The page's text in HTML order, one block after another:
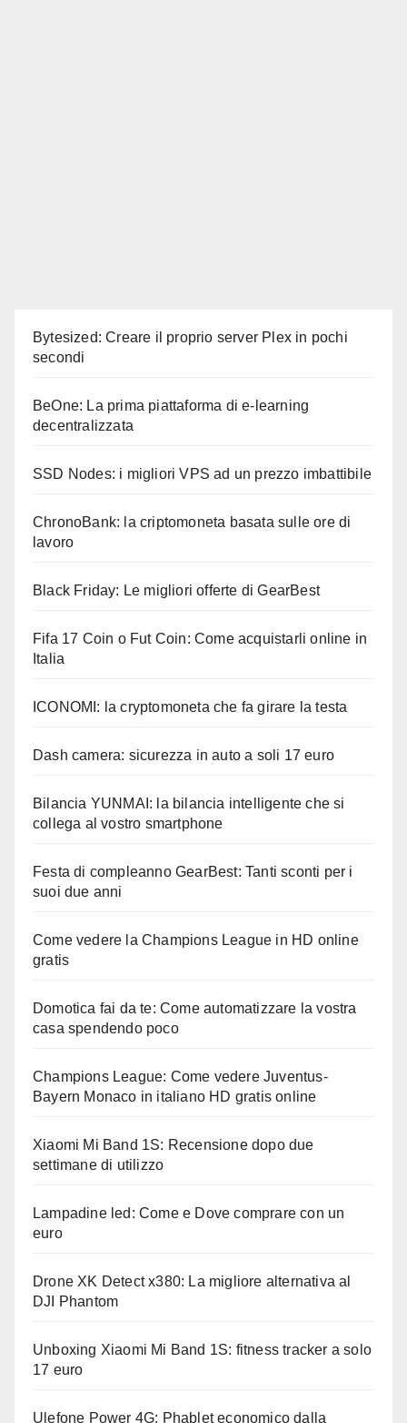
Bytesized: Creare il proprio server Plex in pochi
secondi
BeOne: La prima piattaforma di e-learning
decentralizzata
SSD Nodes: i migliori VPS ad un prezzo imbattibile
ChronoBank: la criptomoneta basata sulle ore di
lavoro
Black Friday: Le migliori offerte di GearBest
Fifa 17 Coin o Fut Coin: Come acquistarli online in
Italia
ICONOMI: la cryptomoneta che fa girare la testa
Dash camera: sicurezza in auto a soli 17 euro
Bilancia YUNMAI: la bilancia intelligente che si
collega al vostro smartphone
Festa di compleanno GearBest: Tanti sconti per i
suoi due anni
Come vedere la Champions League in HD online
gratis
Domotica fai da te: Come automatizzare la vostra
casa spendendo poco
Champions League: Come vedere Juventus-
Bayern Monaco in italiano HD gratis online
Xiaomi Mi Band 1S: Recensione dopo due
settimane di utilizzo
Lampadine led: Come e Dove comprare con un
euro
Drone XK Detect x380: La migliore alternativa al
DJI Phantom
Unboxing Xiaomi Mi Band 1S: fitness tracker a solo
17 euro
Ulefone Power 4G: Phablet economico dalla